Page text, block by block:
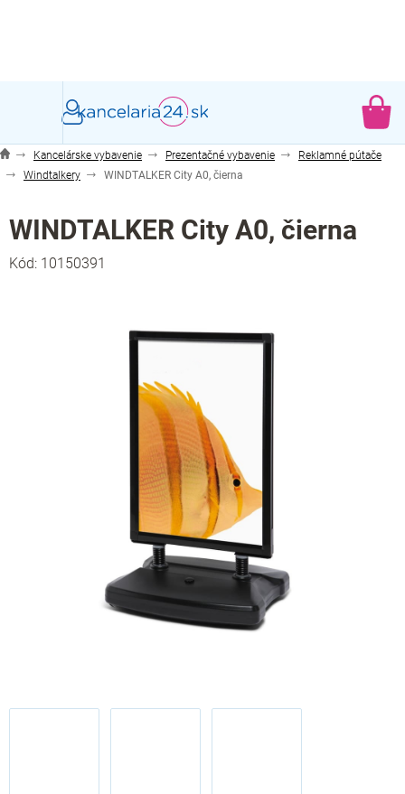
Kancelárske vybavenie Prezentačné vybavenie
Reklamné pútače
Windtalkery
WINDTALKER City A0, čierna
WINDTALKER City A0, čierna
Kód: 10150391